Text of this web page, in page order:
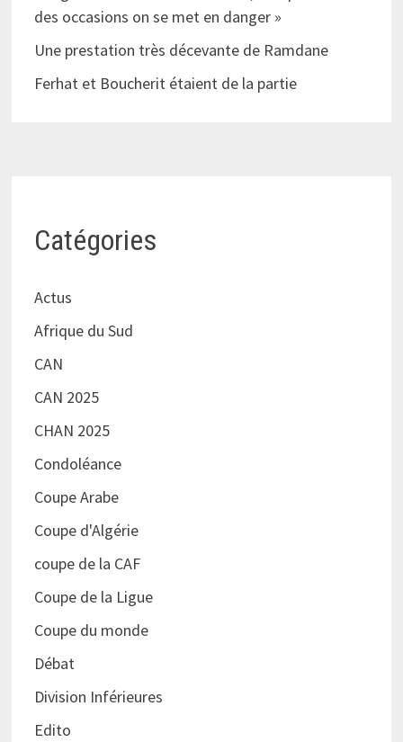
des occasions on se met en danger »
Une prestation très décevante de Ramdane
Ferhat et Boucherit étaient de la partie
Catégories
Actus
Afrique du Sud
CAN
CAN 2025
CHAN 2025
Condoléance
Coupe Arabe
Coupe d'Algérie
coupe de la CAF
Coupe de la Ligue
Coupe du monde
Débat
Division Inférieures
Edito